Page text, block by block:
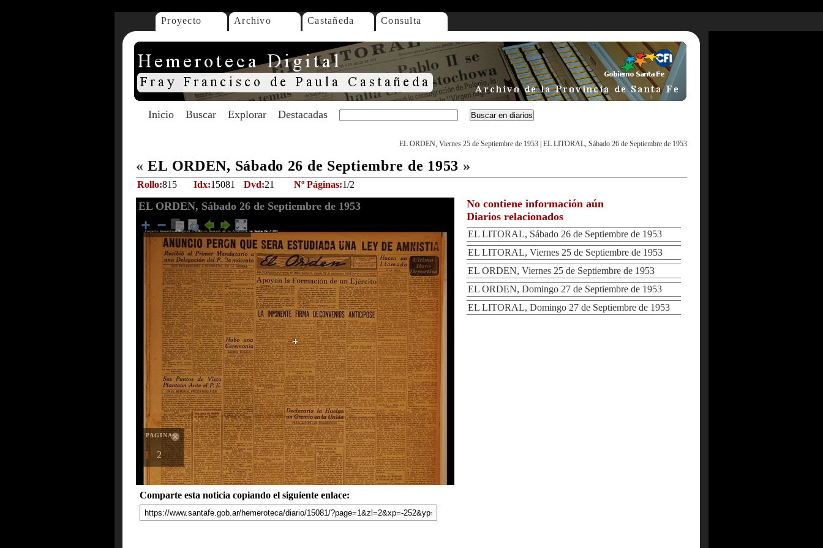
Proyecto Archivo Castañeda Consulta
Inicio Buscar Explorar Destacadas
EL ORDEN, Viernes 25 de Septiembre de 1953 EL LITORAL, Sábado 26 de Septiembre de 1953
« EL ORDEN, Sábado 26 de Septiembre de 1953 »
Rollo:815 Idx:15081 Dvd:21 Nº Páginas:1/2
EL ORDEN, Sábado 26 de Septiembre de 1953
PAGINAS
1 2
Comparte esta noticia copiando el siguiente enlace:
No contiene información aún
Diarios relacionados
EL LITORAL, Sábado 26 de Septiembre de 1953
EL LITORAL, Viernes 25 de Septiembre de 1953
EL ORDEN, Viernes 25 de Septiembre de 1953
EL ORDEN, Domingo 27 de Septiembre de 1953
EL LITORAL, Domingo 27 de Septiembre de 1953